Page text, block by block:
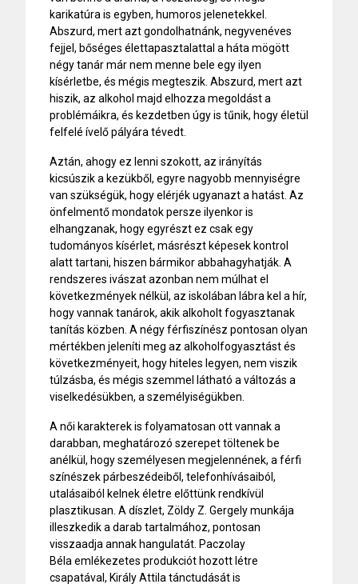
karikatúra is egyben, humoros jelenetekkel.
Abszurd, mert azt gondolhatnánk, negyvenéves
fejjel, bőséges élettapasztalattal a háta mögött
négy tanár már nem menne bele egy ilyen
kísérletbe, és mégis megteszik. Abszurd, mert azt
hiszik, az alkohol majd elhozza megoldást a
problémáikra, és kezdetben úgy is tűnik, hogy életül
felfelé ívelő pályára tévedt.
Aztán, ahogy ez lenni szokott, az irányítás
kicsúszik a kezükből, egyre nagyobb mennyiségre
van szükségük, hogy elérjék ugyanazt a hatást. Az
önfelmentő mondatok persze ilyenkor is
elhangzanak, hogy egyrészt ez csak egy
tudományos kísérlet, másrészt képesek kontrol
alatt tartani, hiszen bármikor abbahagyhatják. A
rendszeres ivászat azonban nem múlhat el
következmények nélkül, az iskolában lábra kel a hír,
hogy vannak tanárok, akik alkoholt fogyasztanak
tanítás közben. A négy férfiszínész pontosan olyan
mértékben jeleníti meg az alkoholfogyasztást és
következményeit, hogy hiteles legyen, nem viszik
túlzásba, és mégis szemmel látható a változás a
viselkedésükben, a személyiségükben.
A női karakterek is folyamatosan ott vannak a
darabban, meghatározó szerepet töltenek be
anélkül, hogy személyesen megjelennének, a férfi
színészek párbeszédeiből, telefonhívásaiból,
utalásaiból kelnek életre előttünk rendkívül
plasztikusan. A díszlet, Zöldy Z. Gergely munkája
illeszkedik a darab tartalmához, pontosan
visszaadja annak hangulatát. Paczolay
Béla emlékezetes produkciót hozott létre
csapatával, Király Attila tánctudását is